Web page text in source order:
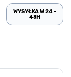
WYSYŁKA W 24 -
48H